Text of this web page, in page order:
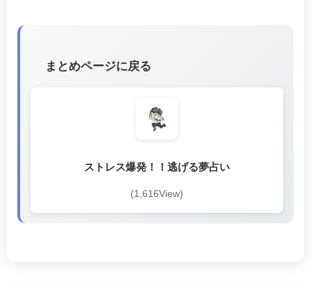
まとめページに戻る
ストレス爆発！！逃げる夢占い
(1,616View)